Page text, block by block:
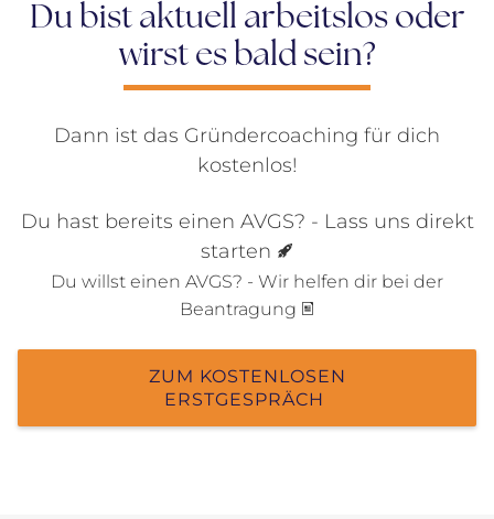
Du bist aktuell arbeitslos oder
wirst es bald sein?
Dann ist das Gründercoaching für dich
kostenlos!
Du hast bereits einen AVGS? - Lass uns direkt
starten
Du willst einen AVGS? - Wir helfen dir bei der
Beantragung
ZUM KOSTENLOSEN
ERSTGESPRÄCH